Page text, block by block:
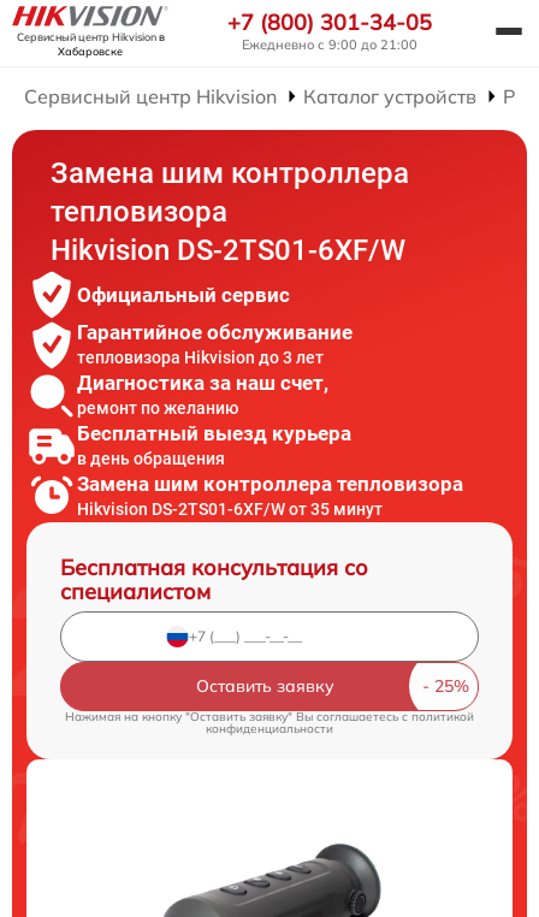
Сервисный центр Hikvisionв
Хабаровске
+7 (800) 301-34-05
Ежедневно с 9:00 до 21:00
Сервисный центр Hikvision Каталог устройств
Замена шим контроллера
тепловизора
Hikvision DS-2TS01-6XF/W
Официальный сервис
Гарантийное обслуживание
тепловизора Hikvision до 3 лет
Диагностика за наш счет,
ремонт по желанию
Бесплатный выезд курьера
в день обращения
Замена шим контроллера тепловизора
Hikvision DS-2TS01-6XF/W от 35 минут
Бесплатная консультация со
специалистом
Оставить заявку
Нажимая на кнопку "Оставить заявку" Вы соглашаетесь cполитикой
конфиденциальности